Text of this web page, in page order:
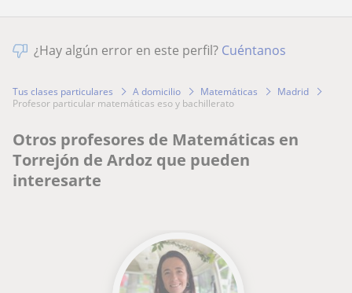
¿Hay algún error en este perfil? Cuéntanos
Tus clases particulares A domicilio Matemáticas
Madrid
profesor particular matemáticas eso y bachillerato
Otros profesores de Matemáticas en
Torrejón de Ardoz que pueden
interesarte